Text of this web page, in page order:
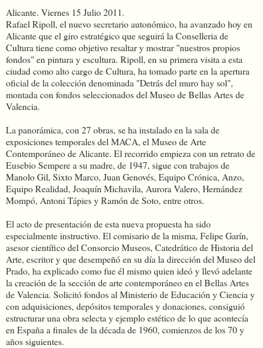
Alicante. Viernes 15 Julio 2011.
Rafael Ripoll, el nuevo secretario autonómico, ha avanzado hoy en
Alicante que el giro estratégico que seguirá la Conselleria de
Cultura tiene como objetivo resaltar y mostrar "nuestros propios
fondos" en pintura y escultura. Ripoll, en su primera visita a esta
ciudad como alto cargo de Cultura, ha tomado parte en la apertura
oficial de la colección denominada "Detrás del muro hay sol",
montada con fondos seleccionados del Museo de Bellas Artes de
Valencia.
La panorámica, con 27 obras, se ha instalado en la sala de
exposiciones temporales del MACA, el Museo de Arte
Contemporáneo de Alicante. El recorrido empieza con un retrato de
Eusebio Sempere a su madre, de 1947, sigue con trabajos de
Manolo Gil, Sixto Marco, Juan Genovés, Equipo Crónica, Anzo,
Equipo Realidad, Joaquín Michavila, Aurora Valero, Hernández
Mompó, Antoni Tápies y Ramón de Soto, entre otros.
El acto de presentación de esta nueva propuesta ha sido
especialmente instructivo. El comisario de la misma, Felipe Garín,
asesor científico del Consorcio Museos, Catedrático de Historia del
Arte, escritor y que desempeñó en su día la dirección del Museo del
Prado, ha explicado como fue él mismo quien ideó y llevó adelante
la creación de la sección de arte contemporáneo en el Bellas Artes
de Valencia. Solicitó fondos al Ministerio de Educación y Ciencia y
con adquisiciones, depósitos temporales y donaciones, consiguió
estructurar una obra selecta y ejemplo estético de lo que acontecía
en España a finales de la década de 1960, comienzos de los 70 y
años siguientes.